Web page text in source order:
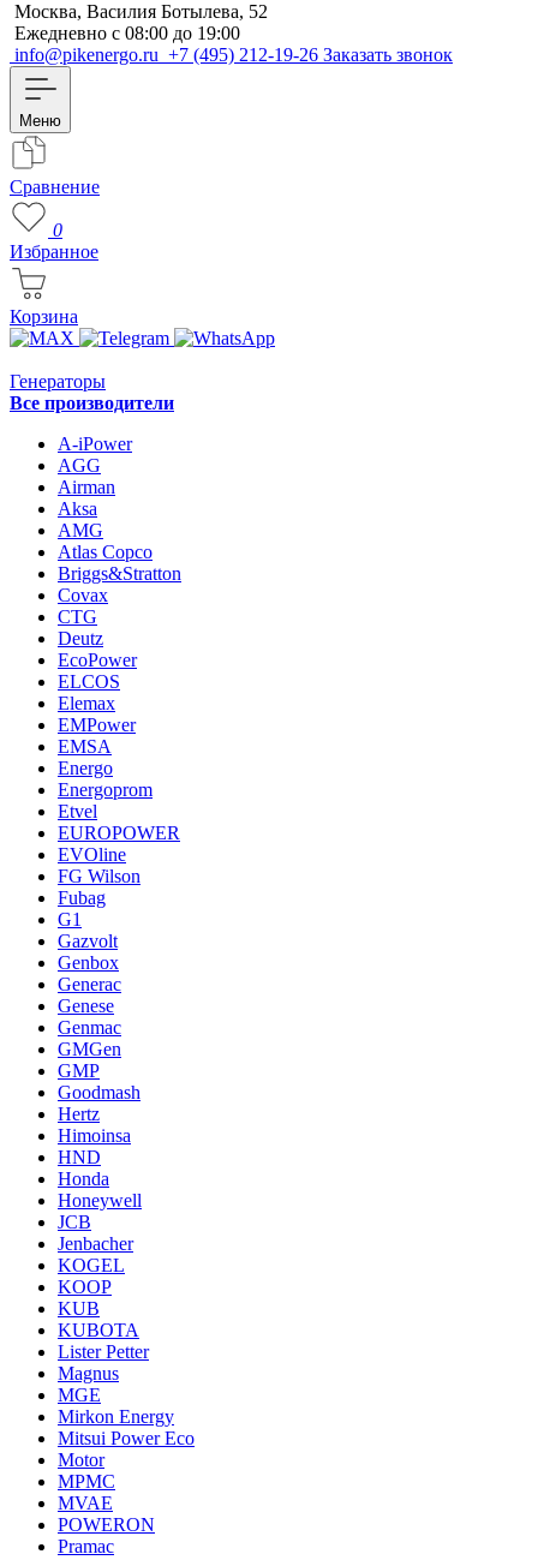
Москва, Василия Ботылева, 52
Ежедневно с 08:00 до 19:00
info@pikenergo.ru +7 (495) 212-19-26 Заказать звонок
Меню
Сравнение
0
Избранное
Корзина
Генераторы
Все производители
A-iPower
AGG
Airman
Aksa
AMG
Atlas Copco
Briggs&Stratton
Covax
CTG
Deutz
EcoPower
ELCOS
Elemax
EMPower
EMSA
Energo
Energoprom
Etvel
EUROPOWER
EVOline
FG Wilson
Fubag
G1
Gazvolt
Genbox
Generac
Genese
Genmac
GMGen
GMP
Goodmash
Hertz
Himoinsa
HND
Honda
Honeywell
JCB
Jenbacher
KOGEL
KOOP
KUB
KUBOTA
Lister Petter
Magnus
MGE
Mirkon Energy
Mitsui Power Eco
Motor
MPMC
MVAE
POWERON
Pramac